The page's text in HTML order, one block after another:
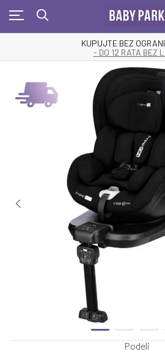
KUPUJTE BEZ
- DO 12 RATA BEZ
Podeli